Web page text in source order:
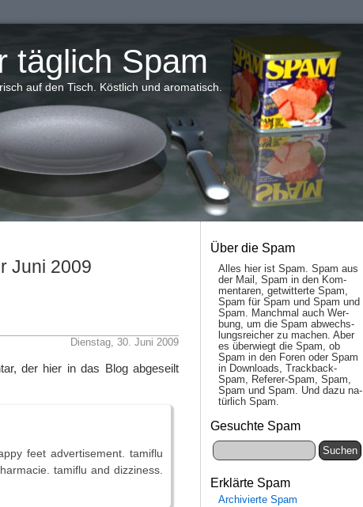
täglich Spam
auf den Tisch. Köstlich und aromatisch.
Juni 2009
Dienstag, 30. Juni 2009
der hier in das Blog abgeseilt
feet advertisement. tamiflu
tamiflu and dizziness.
Über die Spam
Alles hier ist Spam. Spam aus
der Mail, Spam in den Kom­
men­taren, ge­twit­ter­te Spam,
Spam für Spam und Spam und
Spam. Manch­mal auch Wer­
bung, um die Spam ab­wechs­
lungs­reich­er zu mach­en. Aber
es über­wiegt die Spam, ob
Spam in den Fo­ren oder Spam
in Down­loads, Track­back-
Spam, Re­fe­rer-Spam, Spam,
Spam und Spam. Und da­zu na­
tür­lich Spam.
Gesuchte Spam
Erklärte Spam
Archivierte Spam